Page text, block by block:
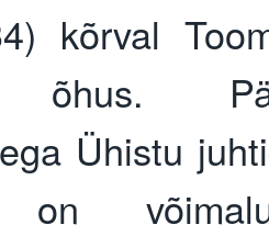
kõrval
õhus.
Ühistu
on